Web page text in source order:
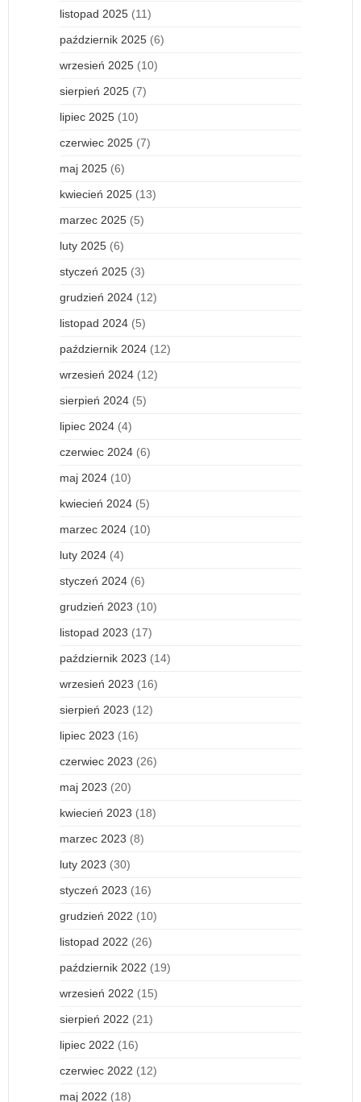
listopad 2025 (11)
październik 2025 (6)
wrzesień 2025 (10)
sierpień 2025 (7)
lipiec 2025 (10)
czerwiec 2025 (7)
maj 2025 (6)
kwiecień 2025 (13)
marzec 2025 (5)
luty 2025 (6)
styczeń 2025 (3)
grudzień 2024 (12)
listopad 2024 (5)
październik 2024 (12)
wrzesień 2024 (12)
sierpień 2024 (5)
lipiec 2024 (4)
czerwiec 2024 (6)
maj 2024 (10)
kwiecień 2024 (5)
marzec 2024 (10)
luty 2024 (4)
styczeń 2024 (6)
grudzień 2023 (10)
listopad 2023 (17)
październik 2023 (14)
wrzesień 2023 (16)
sierpień 2023 (12)
lipiec 2023 (16)
czerwiec 2023 (26)
maj 2023 (20)
kwiecień 2023 (18)
marzec 2023 (8)
luty 2023 (30)
styczeń 2023 (16)
grudzień 2022 (10)
listopad 2022 (26)
październik 2022 (19)
wrzesień 2022 (15)
sierpień 2022 (21)
lipiec 2022 (16)
czerwiec 2022 (12)
maj 2022 (18)